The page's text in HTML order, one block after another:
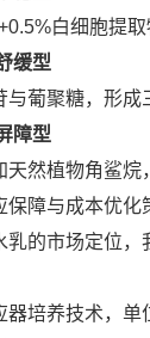
白细胞提
缓型
与葡聚糖，形成
障型
天然植物角鲨烷
保障与成本优化
乳的市场定位，
器培养技术，单